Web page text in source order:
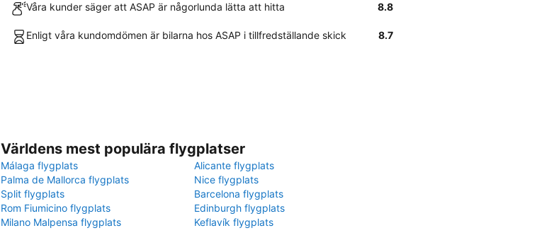
Våra kunder säger att ASAP är någorlunda lätta att hitta 8.8
Enligt våra kundomdömen är bilarna hos ASAP i tillfredställande skick 8.7
Världens mest populära flygplatser
Málaga flygplats
Alicante flygplats
Palma de Mallorca flygplats
Nice flygplats
Split flygplats
Barcelona flygplats
Rom Fiumicino flygplats
Edinburgh flygplats
Milano Malpensa flygplats
Keflavík flygplats